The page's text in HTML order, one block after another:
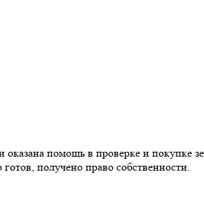
помощь в проверке и покупке
получено право собственности.